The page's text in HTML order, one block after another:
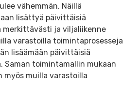
vähemmän. Näillä
lisättyä päivittäisiä
merkittävästi ja viljaliikenne
varastoilla toimintaprosesseja
lisäämään päivittäisiä
Saman toimintamallin mukaan
myös muilla varastoilla